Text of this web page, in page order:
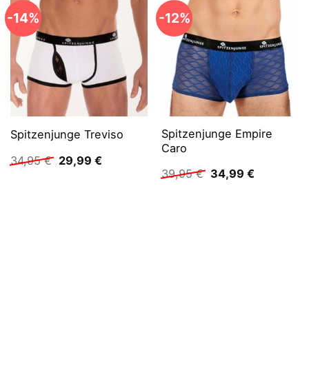
-14%
Spitzenjunge Treviso
34,95€ Ursprünglicher
Preis
29,99 €Aktueller
-12%
Spitzenjunge Empire
Caro
39,95€ Ursprünglicher
Preis
34,99 €Aktueller